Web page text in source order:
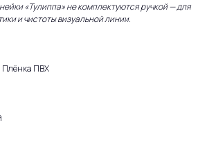
«Тулиппа» не комплектуются ручкой — для
и чистоты визуальной линии.
Плёнка ПВХ